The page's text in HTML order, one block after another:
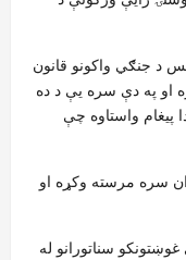
د جنګي واکونو قانون
او په دې سره یې د ده
پیغام واستاوه چې
سره مرسته وکړه او
سناتورانو له